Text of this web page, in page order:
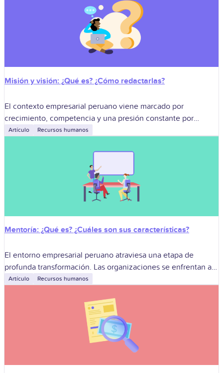
Misión y visión: ¿Qué es? ¿Cómo redactarlas?
El contexto empresarial peruano viene marcado por
crecimiento, competencia y una presión constante por
diferenciarse. Muchas empresas avanzan rápido en ventas,
Artículo Recursos humanos
Mentoría: ¿Qué es? ¿Cuáles son sus características?
El entorno empresarial peruano atraviesa una etapa de
profunda transformación. Las organizaciones se enfrentan a
desafíos como la digitalización, la gestión de equipos
Artículo Recursos humanos